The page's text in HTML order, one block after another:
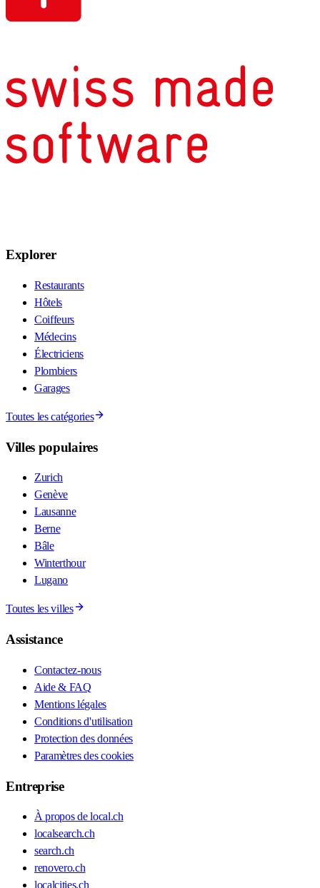
Explorer
Restaurants
Hôtels
Coiffeurs
Médecins
Électriciens
Plombiers
Garages
Toutes les catégories
Villes populaires
Zurich
Genève
Lausanne
Berne
Bâle
Winterthour
Lugano
Toutes les villes
Assistance
Contactez-nous
Aide & FAQ
Mentions légales
Conditions d'utilisation
Protection des données
Paramètres des cookies
Entreprise
À propos de local.ch
localsearch.ch
search.ch
renovero.ch
localcities.ch